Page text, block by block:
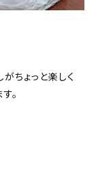
ちょっと楽しく
。